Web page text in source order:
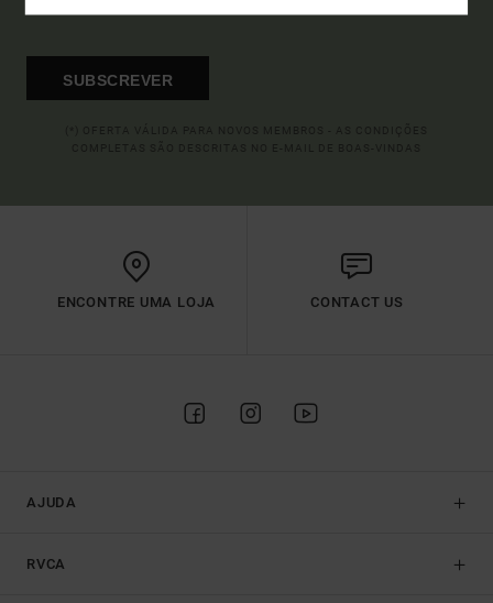
SUBSCREVER
ENCONTRE UMA LOJA CONTACT US
AJUDA
RVCA